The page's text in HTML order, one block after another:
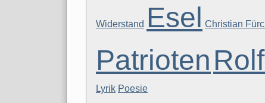
Widerstand Esel Christian
Patrioten
Lyrik Poesie